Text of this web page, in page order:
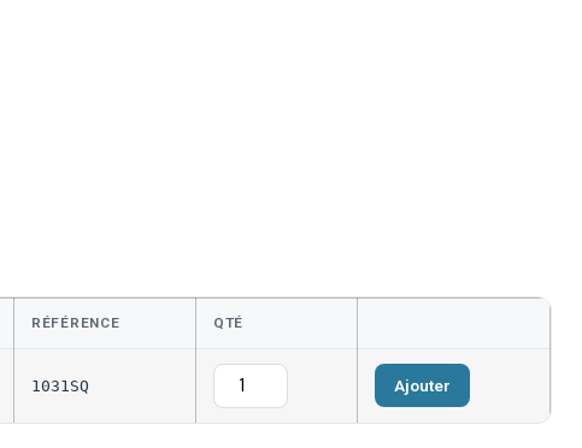
RÉFÉRENCE QTÉ
1031SQ Ajouter